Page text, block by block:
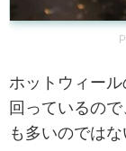
ホットウィー
回っているの
も多いのではな